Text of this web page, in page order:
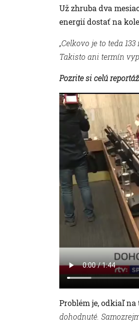
Už zhruba dva
energií dostať na
„Celkovo je to teda
Takisto ani termín
Pozrite si celú reportáž
Problém je, odkiaľ na
dohodnuté.